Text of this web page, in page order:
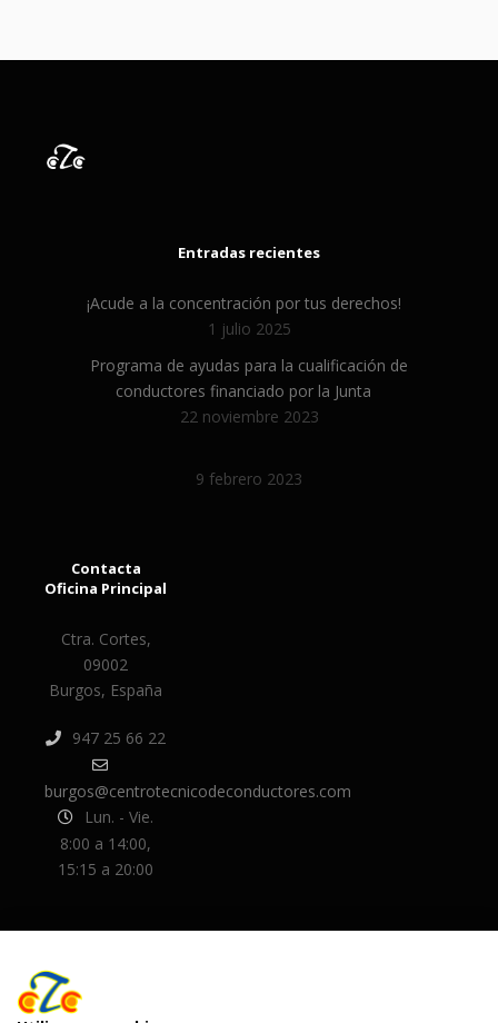
Entradas recientes
¡Acude a la concentración por tus derechos!
1 julio 2025
Programa de ayudas para la cualificación de
conductores financiado por la Junta
22 noviembre 2023
9 febrero 2023
Contacta
Oficina Principal
Ctra. Cortes,
09002
Burgos, España
947 25 66 22
burgos@centrotecnicodeconductores.com
Lun. - Vie.
8:00 a 14:00,
15:15 a 20:00